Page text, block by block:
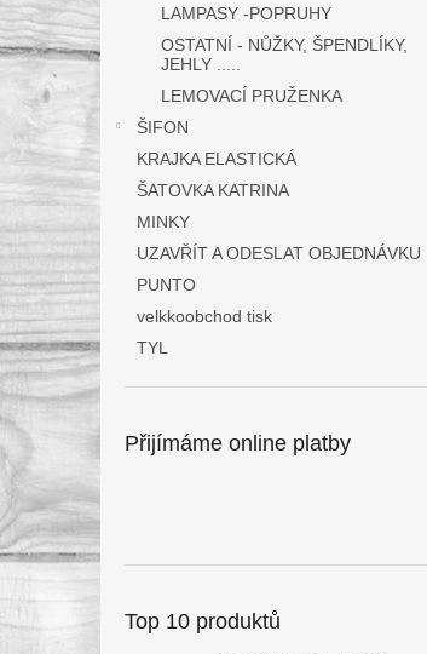
LAMPASY -POPRUHY
OSTATNÍ - NŮŽKY, ŠPENDLÍKY,
JEHLY .....
LEMOVACÍ PRUŽENKA
ŠIFON
KRAJKA ELASTICKÁ
ŠATOVKA KATRINA
MINKY
UZAVŘÍT A ODESLAT OBJEDNÁVKU
PUNTO
velkkoobchod tisk
TYL
Přijímáme online platby
Top 10 produktů